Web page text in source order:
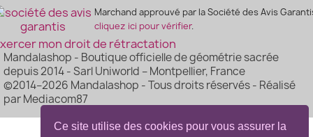
Ce site utilise des cookies pour vous assurer la
Marchand approuvé par la Société des Avis
cliquez ici pour vérifier.
mon droit de rétractation
Mandalashop - Boutique officielle de géométrie sacrée
depuis 2014 - Sarl Uniworld – Montpellier, France
©2014–2026 Mandalashop - Tous droits réservés - Réalisé
par Mediacom87